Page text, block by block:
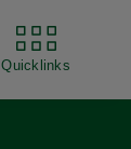
Quicklinks